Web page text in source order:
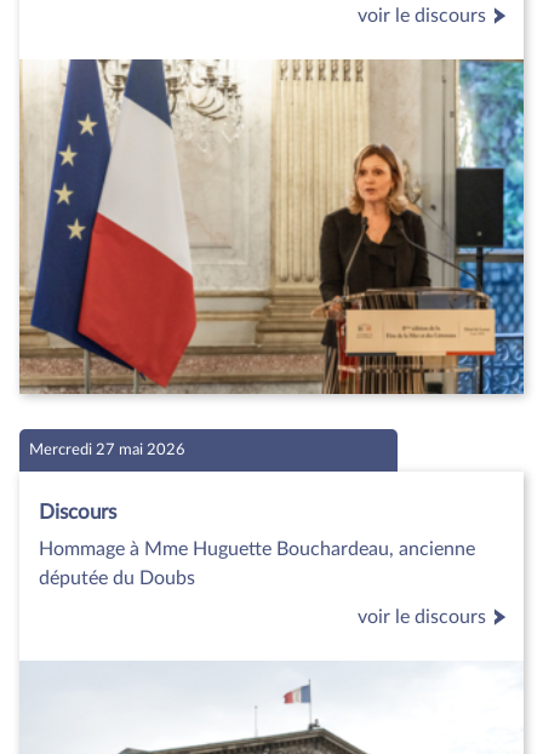
voir le discours
Mercredi 27 mai 2026
Discours
Hommage à Mme Huguette Bouchardeau, ancienne
députée du Doubs
voir le discours